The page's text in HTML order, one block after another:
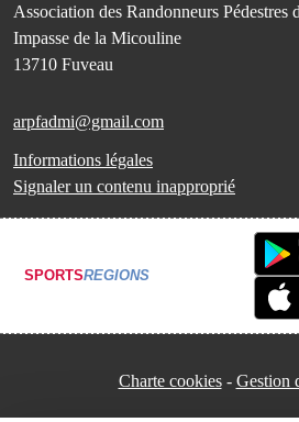
Association des Randonneurs
Impasse de la Micouline
13710 Fuveau
arpfadmi@gmail.com
Informations légales
Signaler un contenu inapproprié
SPORTSREGIONS
Charte cookies Gestion